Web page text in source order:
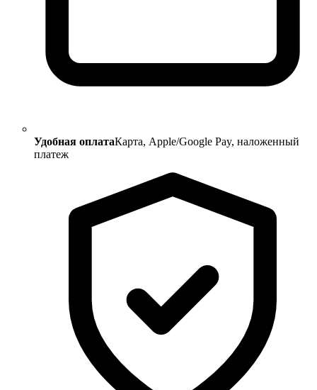
Удобная оплатаКарта, Apple/Google Pay, наложенный
платеж